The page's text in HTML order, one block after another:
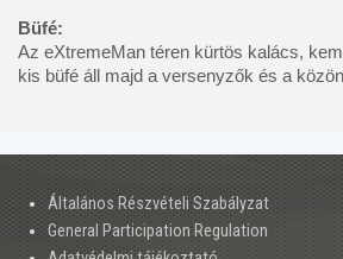
Büfé:
Az eXtremeMan téren kürtös kalács,
kis büfé áll majd a versenyzők és a
Általános Részvételi Szabályzat
General Participation Regulation